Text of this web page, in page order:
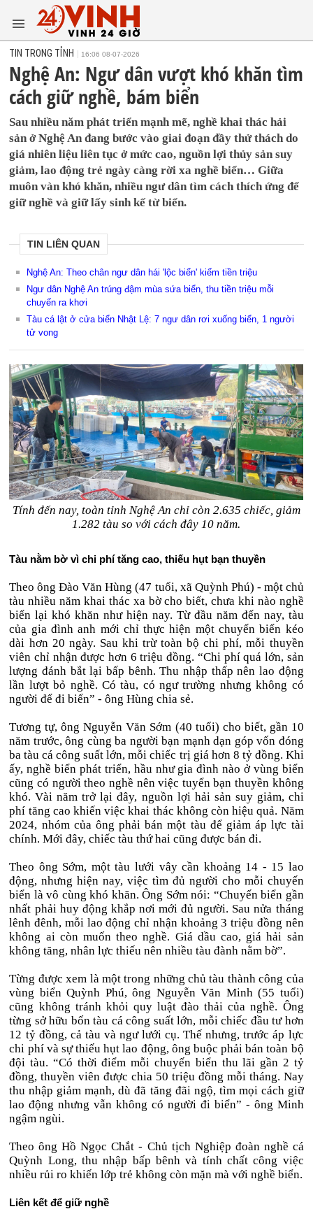
TIN TRONG TỈNH 16:06 08-07-2026
Nghệ An: Ngư dân vượt khó khăn tìm
cách giữ nghề, bám biển
Sau nhiều năm phát triển mạnh mẽ, nghề khai thác hải
sản ở Nghệ An đang bước vào giai đoạn đầy thử thách do
giá nhiên liệu liên tục ở mức cao, nguồn lợi thủy sản suy
giảm, lao động trẻ ngày càng rời xa nghề biển… Giữa
muôn vàn khó khăn, nhiều ngư dân tìm cách thích ứng để
giữ nghề và giữ lấy sinh kế từ biển.
TIN LIÊN QUAN
Nghệ An: Theo chân ngư dân hái 'lộc biển' kiếm tiền triệu
Ngư dân Nghệ An trúng đậm mùa sứa biển, thu tiền triệu mỗi
chuyến ra khơi
Tàu cá lật ở cửa biển Nhật Lệ: 7 ngư dân rơi xuống biển, 1 người
tử vong
Tính đến nay, toàn tỉnh Nghệ An chỉ còn 2.635 chiếc, giảm
1.282 tàu so với cách đây 10 năm.
Tàu nằm bờ vì chi phí tăng cao, thiếu hụt bạn thuyền
Theo ông Đào Văn Hùng (47 tuổi, xã Quỳnh Phú) - một chủ
tàu nhiều năm khai thác xa bờ cho biết, chưa khi nào nghề
biển lại khó khăn như hiện nay. Từ đầu năm đến nay, tàu
của gia đình anh mới chỉ thực hiện một chuyến biển kéo
dài hơn 20 ngày. Sau khi trừ toàn bộ chi phí, mỗi thuyền
viên chỉ nhận được hơn 6 triệu đồng. “Chi phí quá lớn, sản
lượng đánh bắt lại bấp bênh. Thu nhập thấp nên lao động
lần lượt bỏ nghề. Có tàu, có ngư trường nhưng không có
người để đi biển” - ông Hùng chia sẻ.
Tương tự, ông Nguyễn Văn Sớm (40 tuổi) cho biết, gần 10
năm trước, ông cùng ba người bạn mạnh dạn góp vốn đóng
ba tàu cá công suất lớn, mỗi chiếc trị giá hơn 8 tỷ đồng. Khi
ấy, nghề biển phát triển, hầu như gia đình nào ở vùng biển
cũng có người theo nghề nên việc tuyển bạn thuyền không
khó. Vài năm trở lại đây, nguồn lợi hải sản suy giảm, chi
phí tăng cao khiến việc khai thác không còn hiệu quả. Năm
2024, nhóm của ông phải bán một tàu để giảm áp lực tài
chính. Mới đây, chiếc tàu thứ hai cũng được bán đi.
Theo ông Sớm, một tàu lưới vây cần khoảng 14 - 15 lao
động, nhưng hiện nay, việc tìm đủ người cho mỗi chuyến
biển là vô cùng khó khăn. Ông Sớm nói: “Chuyến biển gần
nhất phải huy động khắp nơi mới đủ người. Sau nửa tháng
lênh đênh, mỗi lao động chỉ nhận khoảng 3 triệu đồng nên
không ai còn muốn theo nghề. Giá dầu cao, giá hải sản
không tăng, nhân lực thiếu nên nhiều tàu đành nằm bờ”.
Từng được xem là một trong những chủ tàu thành công của
vùng biển Quỳnh Phú, ông Nguyễn Văn Minh (55 tuổi)
cũng không tránh khỏi quy luật đào thải của nghề. Ông
từng sở hữu bốn tàu cá công suất lớn, mỗi chiếc đầu tư hơn
12 tỷ đồng, cả tàu và ngư lưới cụ. Thế nhưng, trước áp lực
chi phí và sự thiếu hụt lao động, ông buộc phải bán toàn bộ
đội tàu. “Có thời điểm mỗi chuyến biển thu lãi gần 2 tỷ
đồng, thuyền viên được chia 50 triệu đồng mỗi tháng. Nay
thu nhập giảm mạnh, dù đã tăng đãi ngộ, tìm mọi cách giữ
lao động nhưng vẫn không có người đi biển” - ông Minh
ngậm ngùi.
Theo ông Hồ Ngọc Chắt - Chủ tịch Nghiệp đoàn nghề cá
Quỳnh Long, thu nhập bấp bênh và tính chất công việc
nhiều rủi ro khiến lớp trẻ không còn mặn mà với nghề biển.
Liên kết để giữ nghề